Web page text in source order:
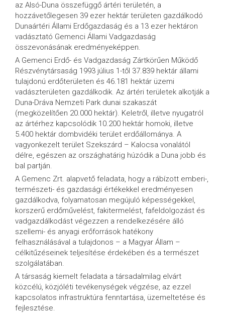
az Alsó-Duna összefüggő ártéri területén, a
hozzávetőlegesen 39 ezer hektár területen gazdálkodó
Dunaártéri Állami Erdőgazdaság és a 13 ezer hektáron
vadásztató Gemenci Állami Vadgazdaság
összevonásának eredményeképpen.
A Gemenci Erdő- és Vadgazdaság Zártkörűen Működő
Részvénytársaság 1993 július 1-től 37.839 hektár állami
tulajdonú erdőterületen és 46.181 hektár üzemi
vadászterületen gazdálkodik. Az ártéri területek alkotják a
Duna-Dráva Nemzeti Park dunai szakaszát
(megközelítően 20.000 hektár). Keletről, illetve nyugatról
az ártérhez kapcsolódik 10.200 hektár homoki, illetve
5.400 hektár dombvidéki terület erdőállománya. A
vagyonkezelt terület Szekszárd – Kalocsa vonalától
délre, egészen az országhatárig húzódik a Duna jobb és
bal partján.
A Gemenc Zrt. alapvető feladata, hogy a rábízott emberi-,
természeti- és gazdasági értékekkel eredményesen
gazdálkodva, folyamatosan megújuló képességekkel,
korszerű erdőművelést, fakitermelést, fafeldolgozást és
vadgazdálkodást végezzen a rendelkezésére álló
szellemi- és anyagi erőforrások hatékony
felhasználásával a tulajdonos – a Magyar Állam –
célkitűzéseinek teljesítése érdekében és a természet
szolgálatában.
A társaság kiemelt feladata a társadalmilag elvárt
közcélú, közjóléti tevékenységek végzése, az ezzel
kapcsolatos infrastruktúra fenntartása, üzemeltetése és
fejlesztése.